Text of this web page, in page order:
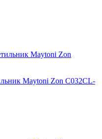
Maytoni Zon C032CL-